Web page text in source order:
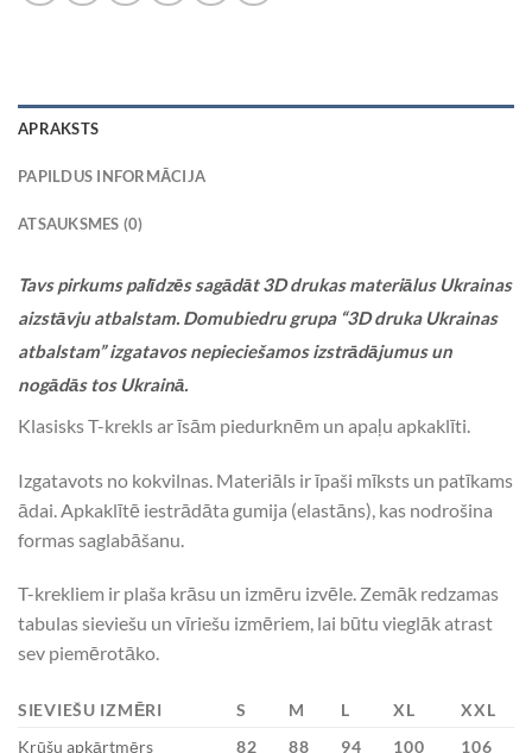
APRAKSTS
PAPILDUS INFORMĀCIJA
ATSAUKSMES (0)
Tavs pirkums palīdzēs sagādāt 3D drukas materiālus Ukrainas
aizstāvju atbalstam. Domubiedru grupa “3D druka Ukrainas
atbalstam” izgatavos nepieciešamos izstrādājumus un
nogādās tos Ukrainā.
Klasisks T-krekls ar īsām piedurknēm un apaļu apkaklīti.
Izgatavots no kokvilnas. Materiāls ir īpaši mīksts un patīkams
ādai. Apkaklītē iestrādāta gumija (elastāns), kas nodrošina
formas saglabāšanu.
T-krekliem ir plaša krāsu un izmēru izvēle. Zemāk redzamas
tabulas sieviešu un vīriešu izmēriem, lai būtu vieglāk atrast
sev piemērotāko.
SIEVIEŠU IZMĒRI S M L XL
XXL
Krūšu apkārtmērs
82 88 94 100 106